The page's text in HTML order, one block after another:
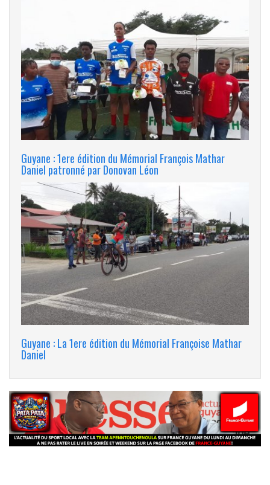
Guyane : 1ere édition du Mémorial François Mathar
Daniel patronné par Donovan Léon
Guyane : La 1ere édition du Mémorial Françoise Mathar
Daniel
banniere_img